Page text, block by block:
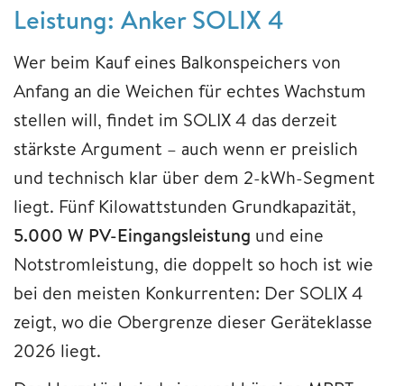
Leistung: Anker SOLIX 4
Wer beim Kauf eines Balkonspeichers von
Anfang an die Weichen für echtes Wachstum
stellen will, findet im SOLIX 4 das derzeit
stärkste Argument – auch wenn er preislich
und technisch klar über dem 2-kWh-Segment
liegt. Fünf Kilowattstunden Grundkapazität,
5.000 W PV-Eingangsleistung und eine
Notstromleistung, die doppelt so hoch ist wie
bei den meisten Konkurrenten: Der SOLIX 4
zeigt, wo die Obergrenze dieser Geräteklasse
2026 liegt.